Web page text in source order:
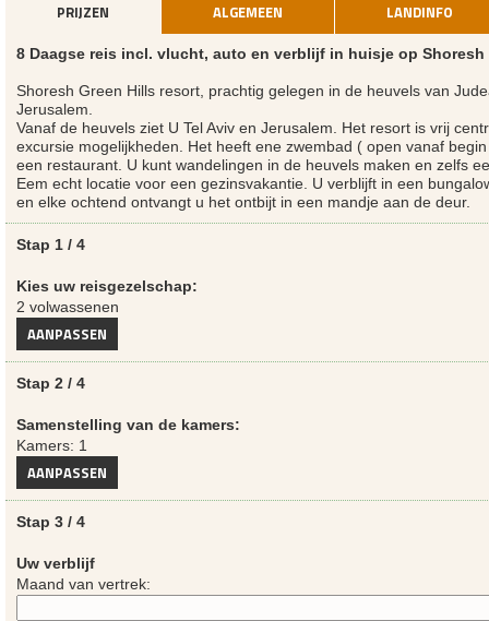
PRIJZEN ALGEMEEN LANDINFO
8 Daagse reis incl. vlucht, auto en verblijf in huisje op
Shoresh Green Hills resort, prachtig gelegen in de heuvels van
Jerusalem.
Vanaf de heuvels ziet U Tel Aviv en Jerusalem. Het resort is vrij
excursie mogelijkheden. Het heeft ene zwembad ( open vanaf
een restaurant. U kunt wandelingen in de heuvels maken en zelfs
Eem echt locatie voor een gezinsvakantie. U verblijft in een
en elke ochtend ontvangt u het ontbijt in een mandje aan de deur.
Stap 1 / 4
Kies uw reisgezelschap:
2 volwassenen
AANPASSEN
Stap 2 / 4
Samenstelling van de kamers:
Kamers: 1
AANPASSEN
Stap 3 / 4
Uw verblijf
Maand van vertrek: